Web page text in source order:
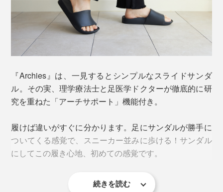
『Archies』は、一見するとシンプルなスライドサンダ
ル。その実、理学療法士と足医学ドクターが徹底的に研
究を重ねた「アーチサポート」機能付き。
履けば違いがすぐに分かります。足にサンダルが勝手に
ついてくる感覚で、スニーカー並みに歩ける！サンダル
にしてこの履き心地、初めての感覚です。
続きを読む